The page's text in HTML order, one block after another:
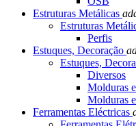
Estruturas Metálicas
Estruturas
Perfis
Estuques, Decoração
Estuques,
Diversos
Molduras
Molduras
Ferramentas Eléctricas